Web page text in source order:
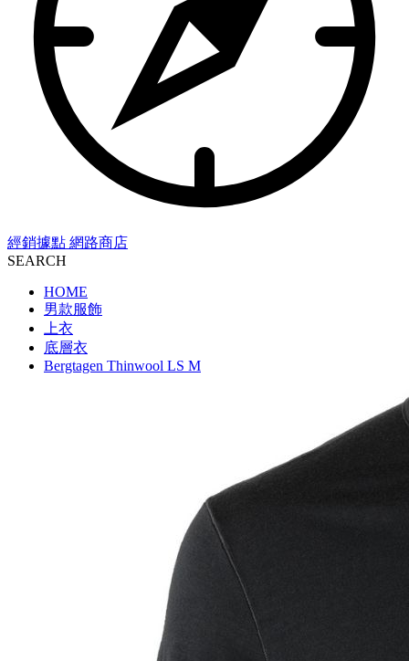
經銷據點 網路商店
SEARCH
HOME
男款服飾
上衣
底層衣
Bergtagen Thinwool LS M